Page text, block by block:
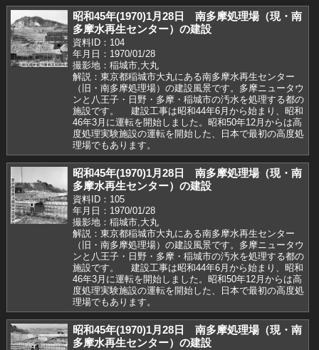
昭和45年(1970)1月28日 南多摩処理場（現・南
多摩水再生センター）の建設
資料ID：104
年月日：1970/01/28
撮影地：稲城市,大丸
解説：東京都稲城市大丸にある南多摩水再生センター
（旧・南多摩処理場）の建設風景です。多摩ニュータウ
ンと八王子・日野・多摩・稲城市の汚水を処理する都の
施設です。 建設工事は昭和44年6月から始まり、昭和
46年3月に運転を開始しました。昭和50年12月からは高
度処理実験施設の運転を開始した、日本で最初の高度処
理場でもあります。
昭和45年(1970)1月28日 南多摩処理場（現・南
多摩水再生センター）の建設
資料ID：105
年月日：1970/01/28
撮影地：稲城市,大丸
解説：東京都稲城市大丸にある南多摩水再生センター
（旧・南多摩処理場）の建設風景です。多摩ニュータウ
ンと八王子・日野・多摩・稲城市の汚水を処理する都の
施設です。 建設工事は昭和44年6月から始まり、昭和
46年3月に運転を開始しました。昭和50年12月からは高
度処理実験施設の運転を開始した、日本で最初の高度処
理場でもあります。
昭和45年(1970)1月28日 南多摩処理場（現・南
多摩水再生センター）の建設